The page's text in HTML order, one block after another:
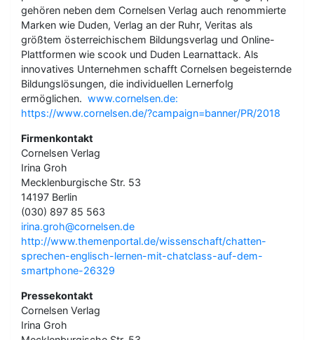
gehören neben dem Cornelsen Verlag auch renommierte
Marken wie Duden, Verlag an der Ruhr, Veritas als
größtem österreichischem Bildungsverlag und Online-
Plattformen wie scook und Duden Learnattack. Als
innovatives Unternehmen schafft Cornelsen begeisternde
Bildungslösungen, die individuellen Lernerfolg
ermöglichen. www.cornelsen.de:
https://www.cornelsen.de/?campaign=banner/PR/2018
Firmenkontakt
Cornelsen Verlag
Irina Groh
Mecklenburgische Str. 53
14197 Berlin
(030) 897 85 563
irina.groh@cornelsen.de
http://www.themenportal.de/wissenschaft/chatten-
sprechen-englisch-lernen-mit-chatclass-auf-dem-
smartphone-26329
Pressekontakt
Cornelsen Verlag
Irina Groh